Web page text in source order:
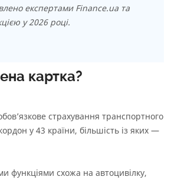
експертами Finance.ua та
у 2026 році.
картка?
страхування транспортного
у 43 країни, більшість із яких —
функціями схожа на автоцивілку,